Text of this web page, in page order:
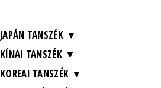
JAPÁN TANSZÉK
KÍNAI TANSZÉK
KOREAI TANSZÉK